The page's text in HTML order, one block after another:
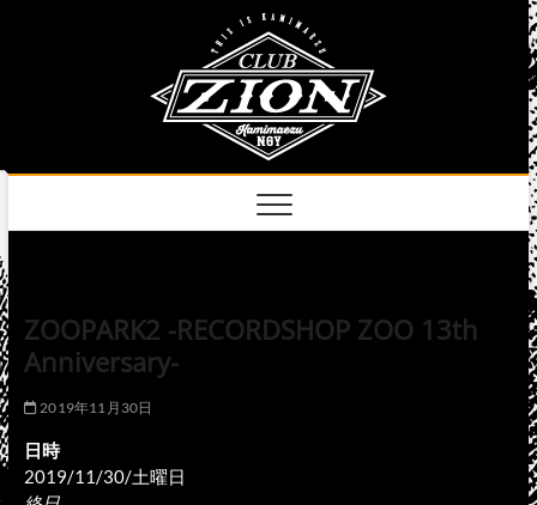
ZOOPARK2 -RECORDSHOP ZOO 13th
Anniversary-
2019年11月30日
日時
2019/11/30/土曜日